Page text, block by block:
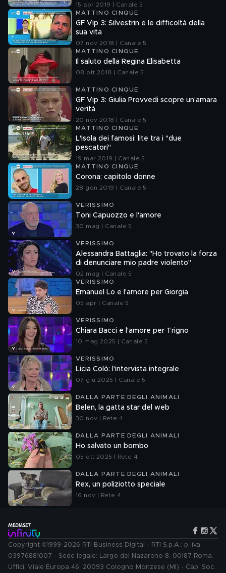
15 apr 2019 | Canale 5
MATTINO CINQUE
GF Vip 3: Silvestrin e le difficoltà della
sua vita
07 nov 2018 | Canale 5
MATTINO CINQUE
Il saluto della Regina Elisabetta
08 ott 2018 | Canale 5
MATTINO CINQUE
GF Vip 3: Giulia Provvedi scopre un'amara
verità
20 nov 2018 | Canale 5
MATTINO CINQUE
L'Isola dei famosi: lite tra i "due
pescatori"
19 mar 2019 | Canale 5
MATTINO CINQUE
Corona: capitolo donne
28 gen 2019 | Canale 5
VERISSIMO
Toni Capuozzo e l'amore
30 mag | Canale 5
VERISSIMO
Alessandra Battaglia: "Ho trovato la forza
di denunciare mio padre violento"
02 mag | Canale 5
VERISSIMO
Emanuel Lo e l'amore per Giorgia
05 apr | Canale 5
VERISSIMO
Chiara Bacci e l'amore per Trigno
10 mag 2025 | Canale 5
VERISSIMO
Licia Colò: l'intervista integrale
07 giu 2025 | Canale 5
DALLA PARTE DEGLI ANIMALI
Belen, la gatta star del web
30 nov | Rete 4
DALLA PARTE DEGLI ANIMALI
Ho salvato un bombo
05 ott 2025 | Rete 4
DALLA PARTE DEGLI ANIMALI
Rex, un poliziotto speciale
16 nov | Rete 4
Copyright ©1999-2026 RTI Business Digital - RTI S.p.A.: p. iva
03976881007 - Sede legale: Largo del Nazareno 8, 00187 Roma.
Uffici: Viale Europa 46, 20093 Cologno Monzese (MI) - Cap. Soc.